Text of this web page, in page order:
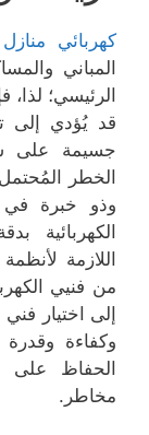
كهربائي
المباني
الرئيسي؛
قد يُؤدي إلى
جسيمة على
الخطر
وذو خبرة في
الكهربائية
اللازمة
من فنيي
إلى اختيار
وكفاءة
الحفاظ
مخاطر.